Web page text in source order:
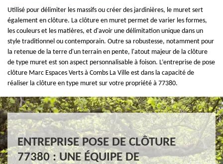
Utilisé pour délimiter les massifs ou créer des jardinières, le muret sert
également en clôture. La clôture en muret permet de varier les formes,
les couleurs et les matières, et d'avoir une délimitation unique dans un
style traditionnel ou contemporain. Outre sa robustesse, notamment pour
la retenue de la terre d'un terrain en pente, l'atout majeur de la clôture
de type muret est son aspect personnalisable à foison. L’entreprise de pose
clôture Marc Espaces Verts à Combs La Ville est dans la capacité de
réaliser la clôture en type muret sur votre propriété à 77380.
ENTREPRISE POSE DE CLÔTURE
77380 : UNE ÉQUIPE DE